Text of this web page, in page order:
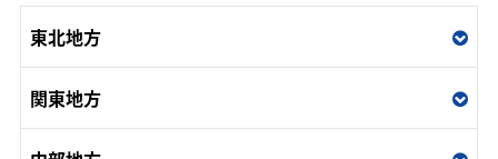
東北地方
関東地方